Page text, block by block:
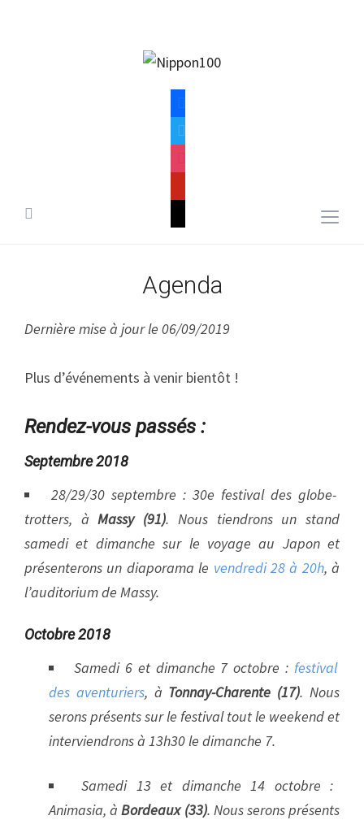
twitter
Agenda
Dernière mise à jour le 06/09/2019
Plus d’événements à venir bientôt !
Rendez-vous passés :
Septembre 2018
28/29/30 septembre : 30e festival des globe-
trotters, àMassy (91). Nous tiendrons un stand
samedi et dimanche sur le voyage au Japon et
présenterons un diaporama le vendredi 28 à 20h, à
l’auditorium de Massy.
Octobre 2018
Samedi 6 et dimanche 7 octobre : festival
des aventuriers, à Tonnay-Charente (17). Nous
serons présents sur le festival tout le weekend et
interviendrons à 13h30 le dimanche 7.
Samedi 13 et dimanche 14 octobre :
Animasia, àBordeaux (33). Nous serons présents